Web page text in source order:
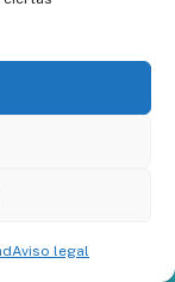
Aviso legal